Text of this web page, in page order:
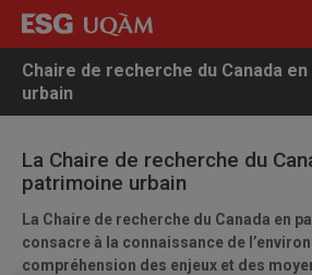
Chaire de recherche du Canada
urbain
La Chaire de recherche du
patrimoine urbain
La Chaire de recherche du Canada en
consacre à la connaissance de
compréhension des enjeux et des